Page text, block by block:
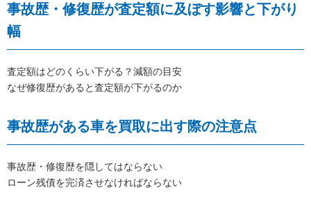
事故歴・修復歴が査定額に及ぼす影響と下がり
幅
査定額はどのくらい下がる？減額の目安
なぜ修復歴があると査定額が下がるのか
事故歴がある車を買取に出す際の注意点
事故歴・修復歴を隠してはならない
ローン残債を完済させなければならない